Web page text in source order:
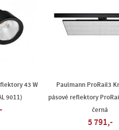
43 W
9011)
Paulmann ProRail3
pásové reflektory
černá
5 791,-